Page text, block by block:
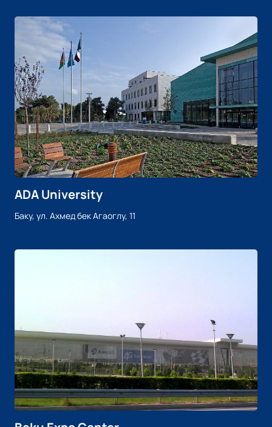
ADA University
Баку, ул. Ахмед бек Агаоглу, 11